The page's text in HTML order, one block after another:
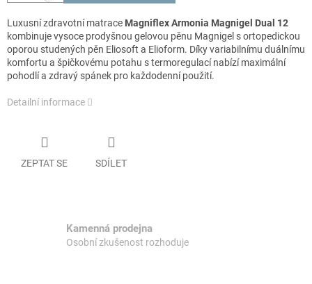
Luxusní zdravotní matrace Magniflex Armonia Magnigel Dual 12
kombinuje vysoce prodyšnou gelovou pěnu Magnigel s ortopedickou
oporou studených pěn Eliosoft a Elioform. Díky variabilnímu duálnímu
komfortu a špičkovému potahu s termoregulací nabízí maximální
pohodlí a zdravý spánek pro každodenní použití.
Detailní informace
ZEPTAT SE SDÍLET
Kamenná prodejna
Osobní zkušenost rozhoduje